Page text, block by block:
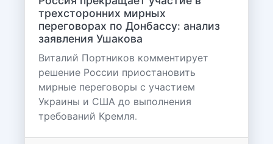
трехсторонних мирных
переговорах по Донбассу: анализ
заявления Ушакова
Виталий Портников комментирует
решение России приостановить
мирные переговоры с участием
Украины и США до выполнения
требований Кремля.